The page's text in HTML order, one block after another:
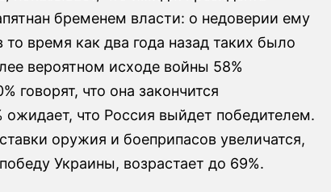
бременем власти: о недоверии ему
то время как два года назад таких было
вероятном исходе войны 58%
говорят, что она закончится
ожидает, что Россия выйдет победителем.
оружия и боеприпасов увеличатся,
Украины, возрастает до 69%.